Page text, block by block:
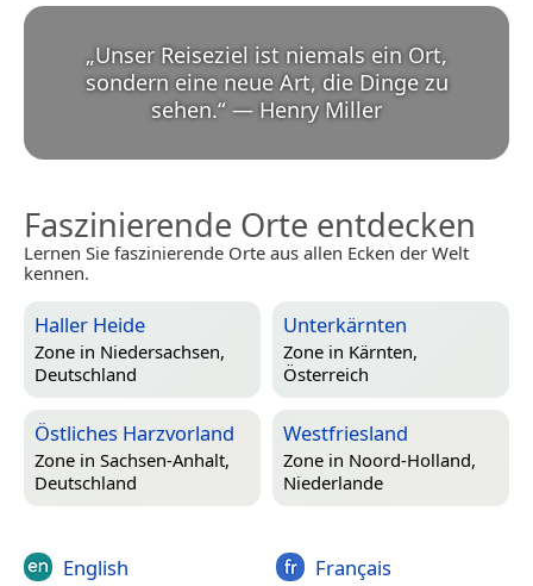
„Unser Reiseziel ist niemals ein Ort,
sondern eine neue Art, die Dinge zu
sehen.“ — Henry Miller
Faszinierende Orte entdecken
Lernen Sie faszinierende Orte aus allen Ecken der Welt
kennen.
Haller Heide
Zone in Niedersachsen,
Deutschland
Unterkärnten
Zone in Kärnten,
Österreich
Östliches Harzvorland
Zone in Sachsen-Anhalt,
Deutschland
Westfriesland
Zone in Noord-Holland,
Niederlande
English Français